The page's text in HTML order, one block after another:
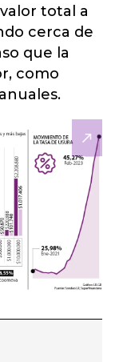
total a
cerca de
que la
como